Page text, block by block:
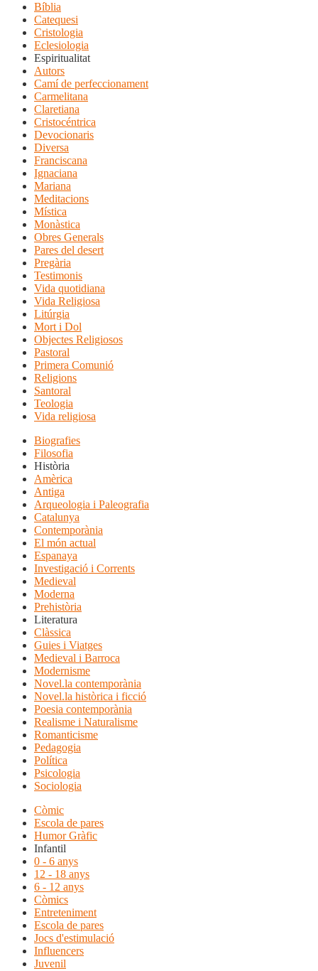
Bíblia
Catequesi
Cristologia
Eclesiologia
Espiritualitat
Autors
Camí de perfeccionament
Carmelitana
Claretiana
Cristocéntrica
Devocionaris
Diversa
Franciscana
Ignaciana
Mariana
Meditacions
Mística
Monàstica
Obres Generals
Pares del desert
Pregària
Testimonis
Vida quotidiana
Vida Religiosa
Litúrgia
Mort i Dol
Objectes Religiosos
Pastoral
Primera Comunió
Religions
Santoral
Teologia
Vida religiosa
Biografies
Filosofia
Història
Amèrica
Antiga
Arqueologia i Paleografia
Catalunya
Contemporània
El món actual
Espanaya
Investigació i Corrents
Medieval
Moderna
Prehistòria
Literatura
Clàssica
Guies i Viatges
Medieval i Barroca
Modernisme
Novel.la contemporània
Novel.la històrica i ficció
Poesia contemporània
Realisme i Naturalisme
Romanticisme
Pedagogia
Política
Psicologia
Sociologia
Còmic
Escola de pares
Humor Gràfic
Infantil
0 - 6 anys
12 - 18 anys
6 - 12 anys
Còmics
Entreteniment
Escola de pares
Jocs d'estimulació
Influencers
Juvenil